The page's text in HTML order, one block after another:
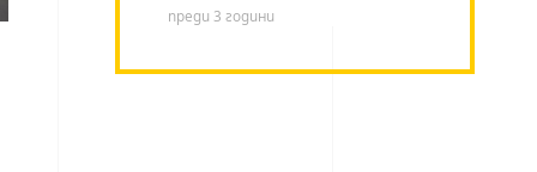
преди 3 години